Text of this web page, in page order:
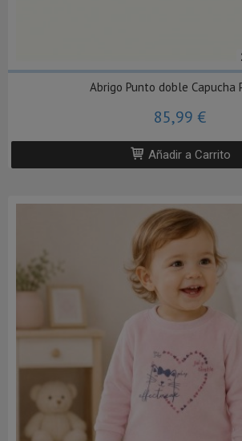
Abrigo Punto doble Capucha
85,99 €
Añadir a Carrito